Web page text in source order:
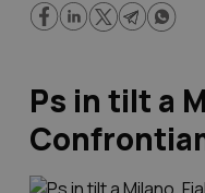
Ps in tilt a